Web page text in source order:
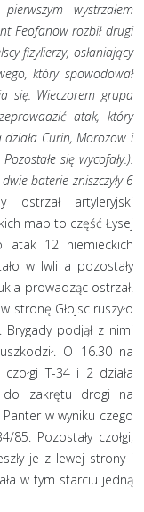
wystrzałem
Feofanow rozbił drugi
fizylierzy, osłaniający
który spowodował
się. Wieczorem grupa
atak, który
Curin, Morozow i
się wycofały.).
baterie zniszczyły 6
ostrzał artyleryjski
map to część Łysej
atak 12 niemieckich
w Iwli a pozostały
prowadząc ostrzał.
stronę Głojsc ruszyło
podjął z nimi
O 16.30 na
T-34 i 2 działa
do zakrętu drogi na
w wyniku czego
85. Pozostały czołgi,
je z lewej strony i
w tym starciu jedną